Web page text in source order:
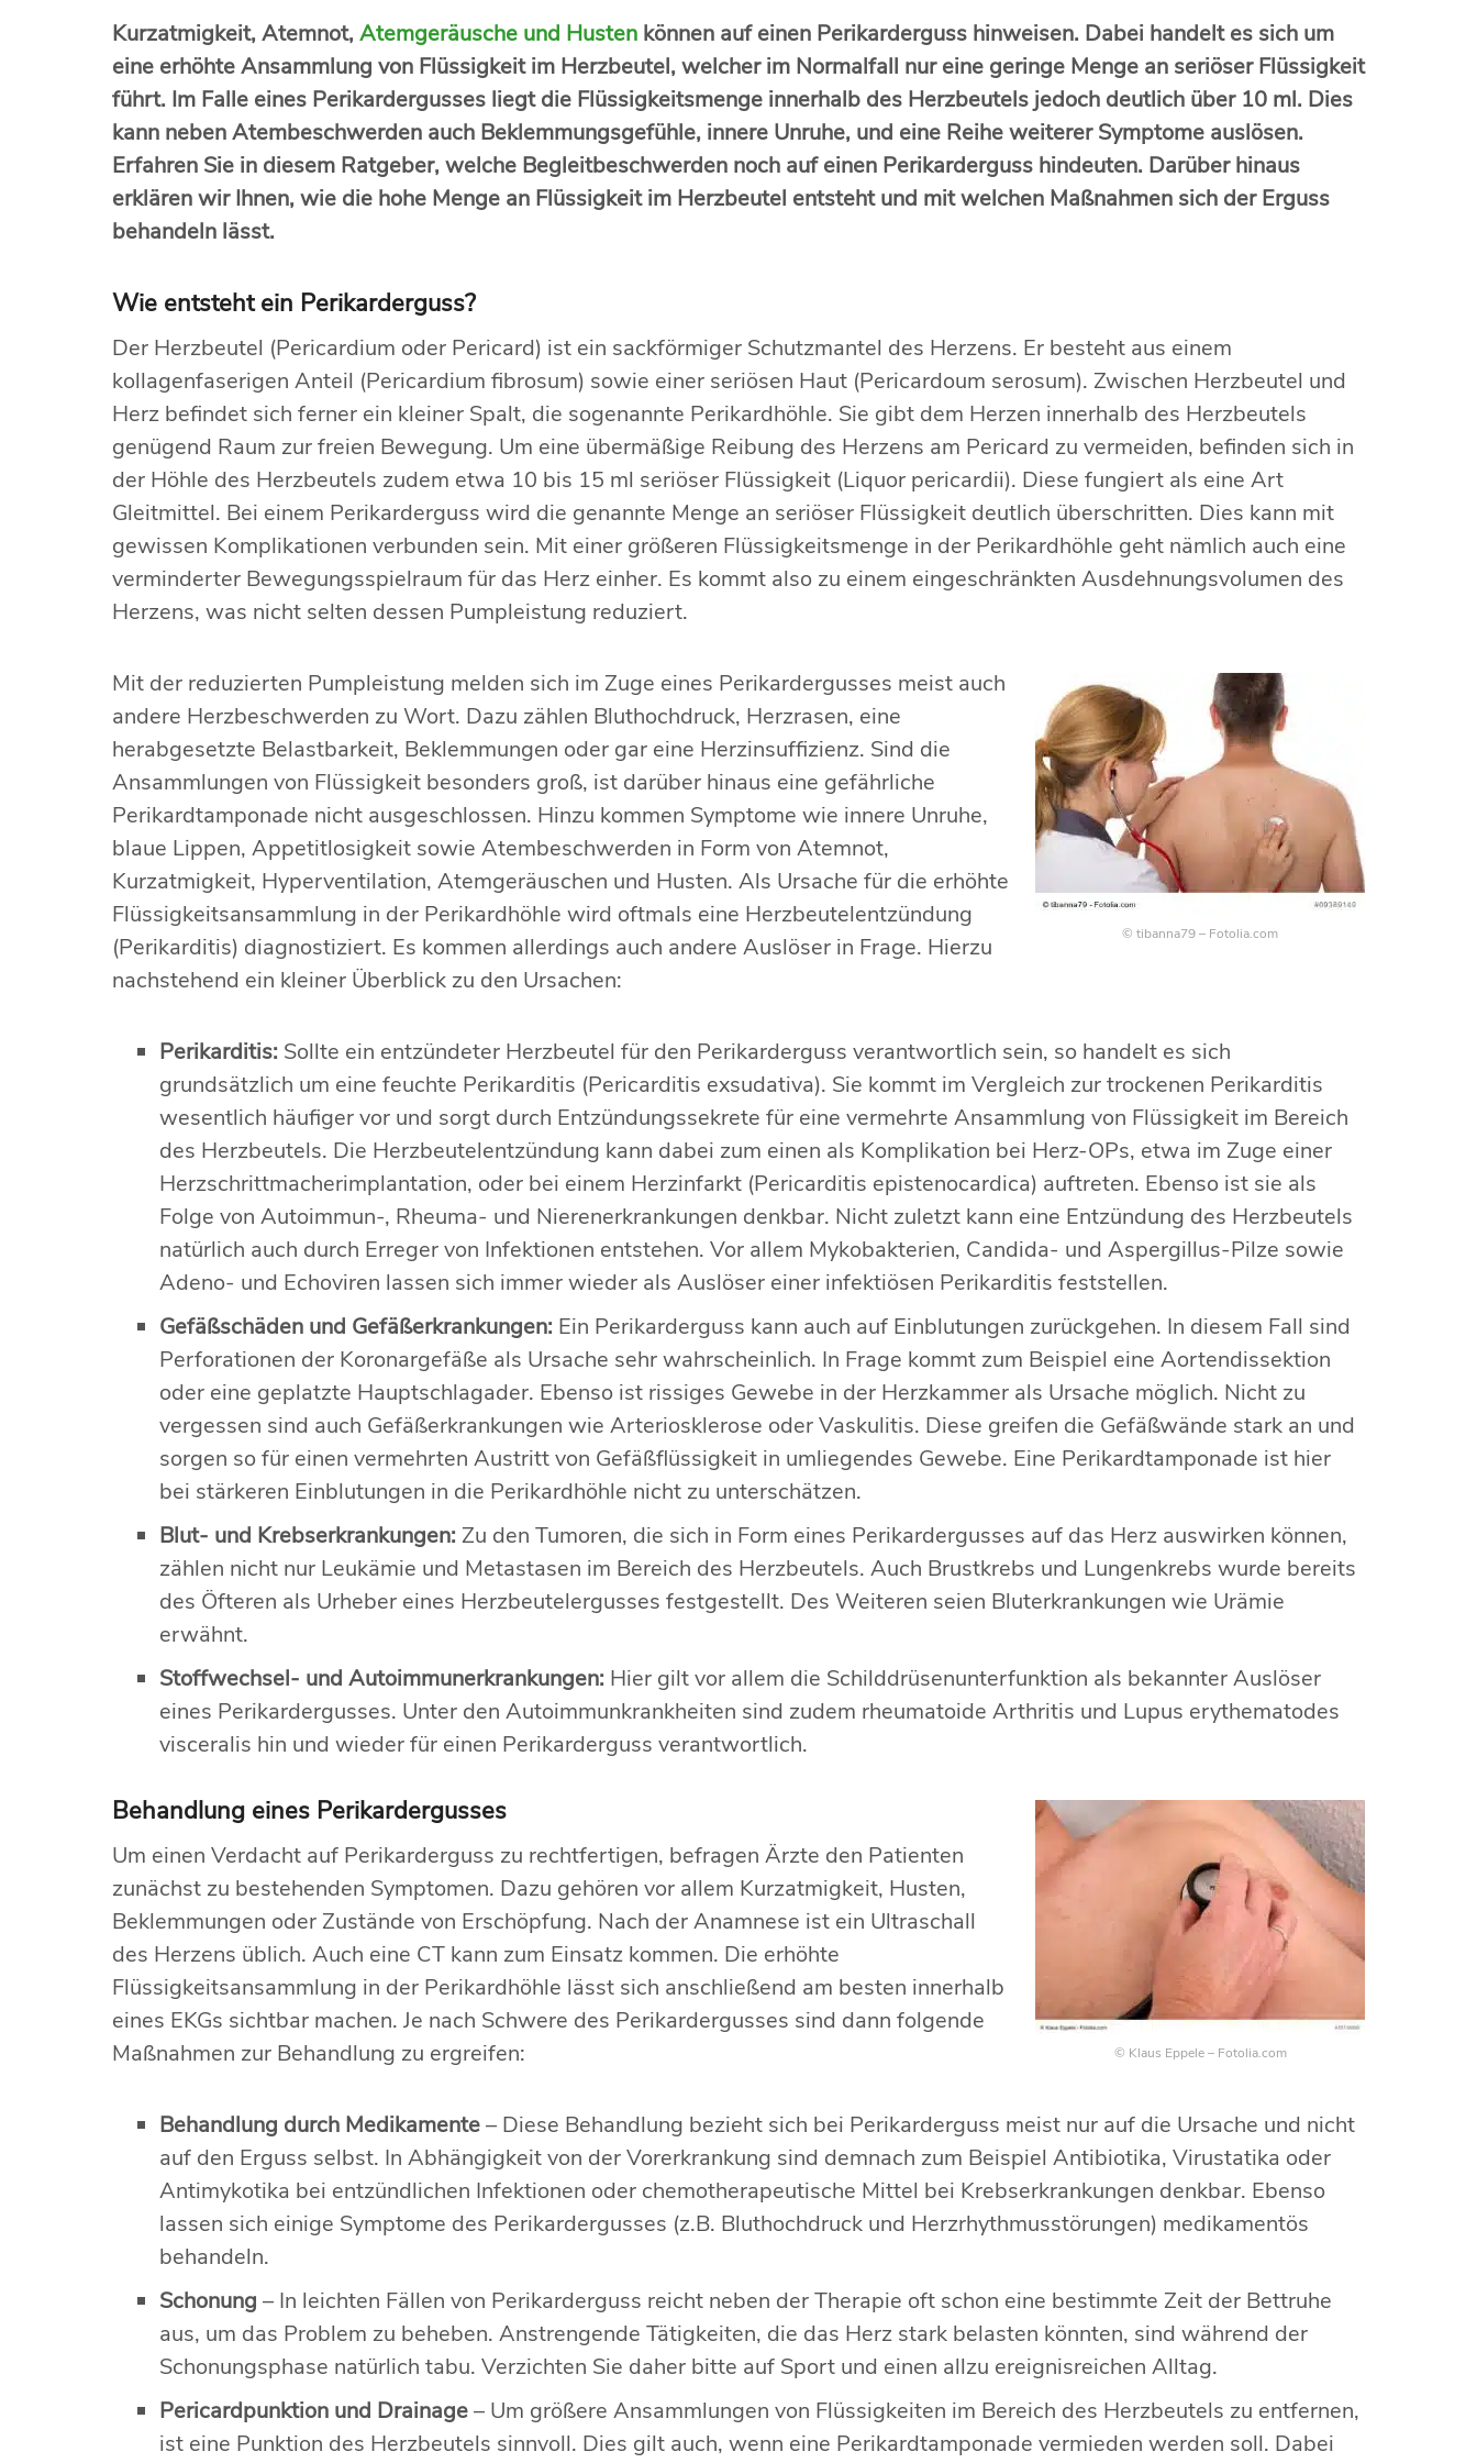
Kurzatmigkeit, Atemnot, Atemgeräusche und Husten können auf einen Perikarderguss hinweisen. Dabei handelt es sich um
eine erhöhte Ansammlung von Flüssigkeit im Herzbeutel, welcher im Normalfall nur eine geringe Menge an seriöser Flüssigkeit
führt. Im Falle eines Perikardergusses liegt die Flüssigkeitsmenge innerhalb des Herzbeutels jedoch deutlich über 10 ml. Dies
kann neben Atembeschwerden auch Beklemmungsgefühle, innere Unruhe, und eine Reihe weiterer Symptome auslösen.
Erfahren Sie in diesem Ratgeber, welche Begleitbeschwerden noch auf einen Perikarderguss hindeuten. Darüber hinaus
erklären wir Ihnen, wie die hohe Menge an Flüssigkeit im Herzbeutel entsteht und mit welchen Maßnahmen sich der Erguss
behandeln lässt.
Wie entsteht ein Perikarderguss?
Der Herzbeutel (Pericardium oder Pericard) ist ein sackförmiger Schutzmantel des Herzens. Er besteht aus einem
kollagenfaserigen Anteil (Pericardium fibrosum) sowie einer seriösen Haut (Pericardoum serosum). Zwischen Herzbeutel und
Herz befindet sich ferner ein kleiner Spalt, die sogenannte Perikardhöhle. Sie gibt dem Herzen innerhalb des Herzbeutels
genügend Raum zur freien Bewegung. Um eine übermäßige Reibung des Herzens am Pericard zu vermeiden, befinden sich in
der Höhle des Herzbeutels zudem etwa 10 bis 15 ml seriöser Flüssigkeit (Liquor pericardii). Diese fungiert als eine Art
Gleitmittel. Bei einem Perikarderguss wird die genannte Menge an seriöser Flüssigkeit deutlich überschritten. Dies kann mit
gewissen Komplikationen verbunden sein. Mit einer größeren Flüssigkeitsmenge in der Perikardhöhle geht nämlich auch eine
verminderter Bewegungsspielraum für das Herz einher. Es kommt also zu einem eingeschränkten Ausdehnungsvolumen des
Herzens, was nicht selten dessen Pumpleistung reduziert.
© tibanna79 – Fotolia.com
Mit der reduzierten Pumpleistung melden sich im Zuge eines Perikardergusses meist auch
andere Herzbeschwerden zu Wort. Dazu zählen Bluthochdruck, Herzrasen, eine
herabgesetzte Belastbarkeit, Beklemmungen oder gar eine Herzinsuffizienz. Sind die
Ansammlungen von Flüssigkeit besonders groß, ist darüber hinaus eine gefährliche
Perikardtamponade nicht ausgeschlossen. Hinzu kommen Symptome wie innere Unruhe,
blaue Lippen, Appetitlosigkeit sowie Atembeschwerden in Form von Atemnot,
Kurzatmigkeit, Hyperventilation, Atemgeräuschen und Husten. Als Ursache für die erhöhte
Flüssigkeitsansammlung in der Perikardhöhle wird oftmals eine Herzbeutelentzündung
(Perikarditis) diagnostiziert. Es kommen allerdings auch andere Auslöser in Frage. Hierzu
nachstehend ein kleiner Überblick zu den Ursachen:
Perikarditis: Sollte ein entzündeter Herzbeutel für den Perikarderguss verantwortlich sein, so handelt es sich
grundsätzlich um eine feuchte Perikarditis (Pericarditis exsudativa). Sie kommt im Vergleich zur trockenen Perikarditis
wesentlich häufiger vor und sorgt durch Entzündungssekrete für eine vermehrte Ansammlung von Flüssigkeit im Bereich
des Herzbeutels. Die Herzbeutelentzündung kann dabei zum einen als Komplikation bei Herz-OPs, etwa im Zuge einer
Herzschrittmacherimplantation, oder bei einem Herzinfarkt (Pericarditis epistenocardica) auftreten. Ebenso ist sie als
Folge von Autoimmun-, Rheuma- und Nierenerkrankungen denkbar. Nicht zuletzt kann eine Entzündung des Herzbeutels
natürlich auch durch Erreger von Infektionen entstehen. Vor allem Mykobakterien, Candida- und Aspergillus-Pilze sowie
Adeno- und Echoviren lassen sich immer wieder als Auslöser einer infektiösen Perikarditis feststellen.
Gefäßschäden und Gefäßerkrankungen: Ein Perikarderguss kann auch auf Einblutungen zurückgehen. In diesem Fall sind
Perforationen der Koronargefäße als Ursache sehr wahrscheinlich. In Frage kommt zum Beispiel eine Aortendissektion
oder eine geplatzte Hauptschlagader. Ebenso ist rissiges Gewebe in der Herzkammer als Ursache möglich. Nicht zu
vergessen sind auch Gefäßerkrankungen wie Arteriosklerose oder Vaskulitis. Diese greifen die Gefäßwände stark an und
sorgen so für einen vermehrten Austritt von Gefäßflüssigkeit in umliegendes Gewebe. Eine Perikardtamponade ist hier
bei stärkeren Einblutungen in die Perikardhöhle nicht zu unterschätzen.
Blut- und Krebserkrankungen: Zu den Tumoren, die sich in Form eines Perikardergusses auf das Herz auswirken können,
zählen nicht nur Leukämie und Metastasen im Bereich des Herzbeutels. Auch Brustkrebs und Lungenkrebs wurde bereits
des Öfteren als Urheber eines Herzbeutelergusses festgestellt. Des Weiteren seien Bluterkrankungen wie Urämie
erwähnt.
Stoffwechsel- und Autoimmunerkrankungen: Hier gilt vor allem die Schilddrüsenunterfunktion als bekannter Auslöser
eines Perikardergusses. Unter den Autoimmunkrankheiten sind zudem rheumatoide Arthritis und Lupus erythematodes
visceralis hin und wieder für einen Perikarderguss verantwortlich.
© Klaus Eppele – Fotolia.com
Behandlung eines Perikardergusses
Um einen Verdacht auf Perikarderguss zu rechtfertigen, befragen Ärzte den Patienten
zunächst zu bestehenden Symptomen. Dazu gehören vor allem Kurzatmigkeit, Husten,
Beklemmungen oder Zustände von Erschöpfung. Nach der Anamnese ist ein Ultraschall
des Herzens üblich. Auch eine CT kann zum Einsatz kommen. Die erhöhte
Flüssigkeitsansammlung in der Perikardhöhle lässt sich anschließend am besten innerhalb
eines EKGs sichtbar machen. Je nach Schwere des Perikardergusses sind dann folgende
Maßnahmen zur Behandlung zu ergreifen:
Behandlung durch Medikamente– Diese Behandlung bezieht sich bei Perikarderguss meist nur auf die Ursache und nicht
auf den Erguss selbst. In Abhängigkeit von der Vorerkrankung sind demnach zum Beispiel Antibiotika, Virustatika oder
Antimykotika bei entzündlichen Infektionen oder chemotherapeutische Mittel bei Krebserkrankungen denkbar. Ebenso
lassen sich einige Symptome des Perikardergusses (z.B. Bluthochdruck und Herzrhythmusstörungen) medikamentös
behandeln.
Schonung – In leichten Fällen von Perikarderguss reicht neben der Therapie oft schon eine bestimmte Zeit der Bettruhe
aus, um das Problem zu beheben. Anstrengende Tätigkeiten, die das Herz stark belasten könnten, sind während der
Schonungsphase natürlich tabu. Verzichten Sie daher bitte auf Sport und einen allzu ereignisreichen Alltag.
Pericardpunktion und Drainage– Um größere Ansammlungen von Flüssigkeiten im Bereich des Herzbeutels zu entfernen,
ist eine Punktion des Herzbeutels sinnvoll. Dies gilt auch, wenn eine Perikardtamponade vermieden werden soll. Dabei